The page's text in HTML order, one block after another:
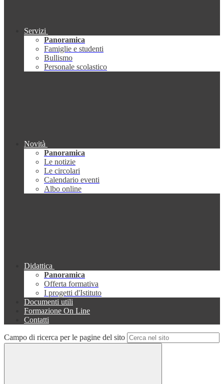
Servizi
Panoramica
Famiglie e studenti
Bullismo
Personale scolastico
Novità
Panoramica
Le notizie
Le circolari
Calendario eventi
Albo online
Didattica
Panoramica
Offerta formativa
I progetti d'Istituto
Documenti utili
Formazione On Line
Contatti
Campo di ricerca per le pagine del sito